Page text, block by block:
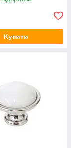
Купити